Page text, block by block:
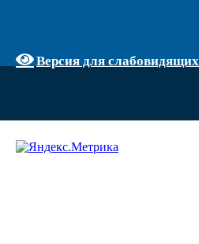
Версия для слабовидящих